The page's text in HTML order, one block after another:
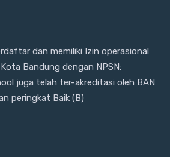
dan memiliki Izin operasional
Bandung dengan NPSN:
juga telah ter-akreditasi oleh BAN
peringkat Baik (B)